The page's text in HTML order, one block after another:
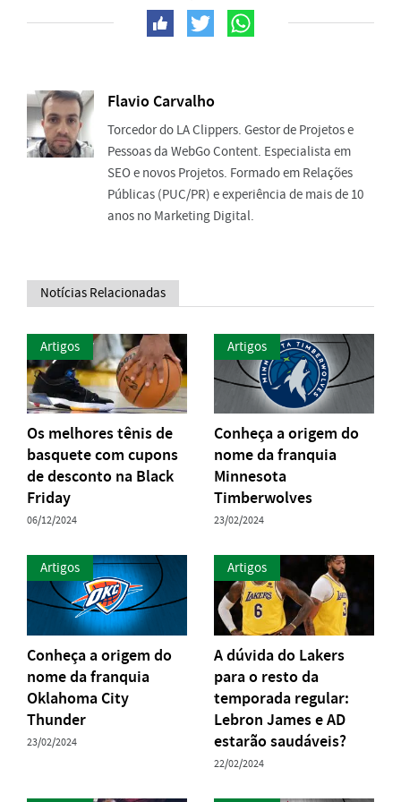
Flavio Carvalho
Torcedor do LA Clippers. Gestor de Projetos e
Pessoas da WebGo Content. Especialista em
SEO e novos Projetos. Formado em Relações
Públicas (PUC/PR) e experiência de mais de 10
anos no Marketing Digital.
Notícias Relacionadas
Artigos
Os melhores tênis de
basquete com cupons
de desconto na Black
Friday
06/12/2024
Artigos
Conheça a origem do
nome da franquia
Minnesota
Timberwolves
23/02/2024
Artigos
Conheça a origem do
nome da franquia
Oklahoma City
Thunder
23/02/2024
Artigos
A dúvida do Lakers
para o resto da
temporada regular:
Lebron James e AD
estarão saudáveis?
22/02/2024